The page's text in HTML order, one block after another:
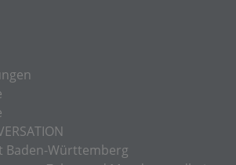
Baden-Württemberg